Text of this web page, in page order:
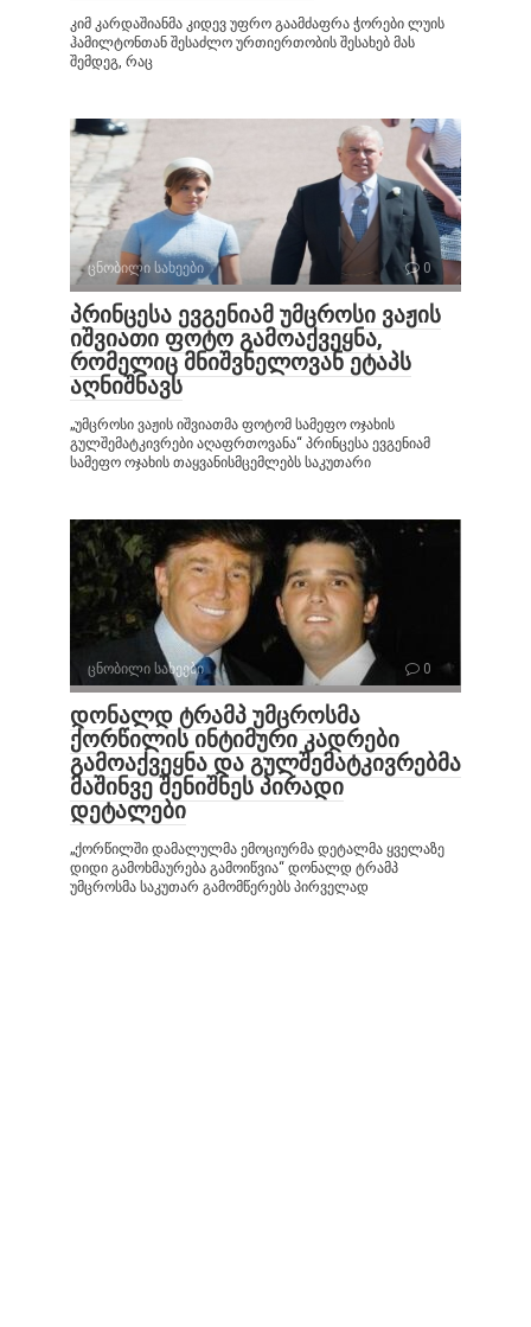
კიმ კარდაშიანმა კიდევ უფრო გაამძაფრა ჭორები ლუის
ჰამილტონთან შესაძლო ურთიერთობის შესახებ მას
შემდეგ, რაც
ცნობილი სახეები 0
პრინცესა ევგენიამ უმცროსი ვაჟის
იშვიათი ფოტო გამოაქვეყნა,
რომელიც მნიშვნელოვან ეტაპს
აღნიშნავს
„უმცროსი ვაჟის იშვიათმა ფოტომ სამეფო ოჯახის
გულშემატკივრები აღაფრთოვანა“ პრინცესა ევგენიამ
სამეფო ოჯახის თაყვანისმცემლებს საკუთარი
ცნობილი სახეები 0
დონალდ ტრამპ უმცროსმა
ქორწილის ინტიმური კადრები
გამოაქვეყნა და გულშემატკივრებმა
მაშინვე შენიშნეს პირადი
დეტალები
„ქორწილში დამალულმა ემოციურმა დეტალმა ყველაზე
დიდი გამოხმაურება გამოიწვია“ დონალდ ტრამპ
უმცროსმა საკუთარ გამომწერებს პირველად